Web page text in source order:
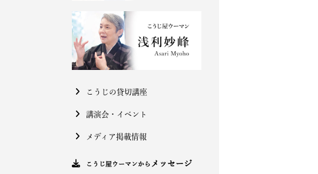
こうじの貸切講座
講演会・イベント
メディア掲載情報
こうじ屋ウーマンから メッセージ